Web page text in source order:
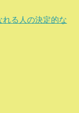
れる人の決定的な